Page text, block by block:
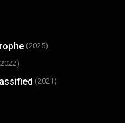
(2025)
(2021)